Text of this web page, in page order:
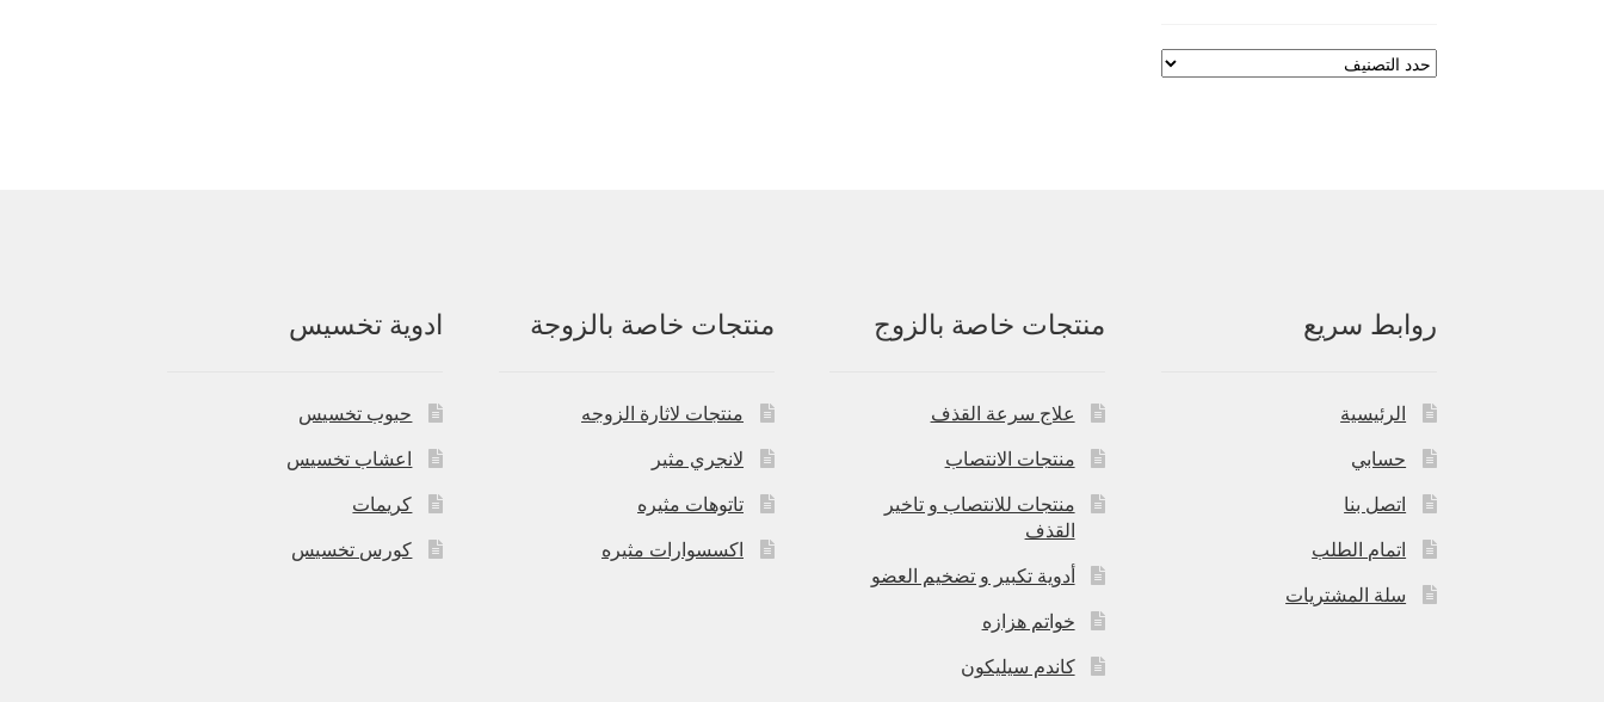
روابط سريع
الرئيسية
حسابي
اتصل بنا
اتمام الطلب
سلة المشتريات
منتجات خاصة بالزوج
علاج سرعة القذف
منتجات الانتصاب
منتجات للانتصاب و تاخير
القذف
أدوية تكبير و تضخيم العضو
خواتم هزازه
كاندم سيليكون
منتجات خاصة بالزوجة
منتجات لاثارة الزوجه
لانجري مثير
تاتوهات مثيره
اكسسوارات مثيره
ادوية تخسيس
حبوب تخسيس
اعشاب تخسيس
كريمات
كورس تخسيس